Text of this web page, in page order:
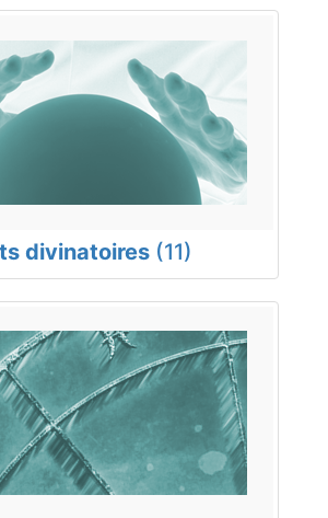
divinatoires (11)